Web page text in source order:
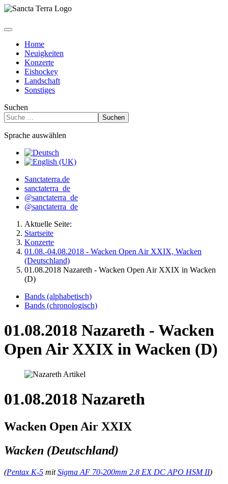
Home
Neuigkeiten
Konzerte
Eishockey
Landschaft
Sonstiges
Suchen
Suchen
Sprache auswählen
Sanctaterra.de
sanctaterra_de
@sanctaterra_de
@sanctaterra_de
Aktuelle Seite:
Startseite
Konzerte
01.08.-04.08.2018 - Wacken Open Air XXIX, Wacken
(Deutschland)
01.08.2018 Nazareth - Wacken Open Air XXIX in Wacken
(D)
Bands (alphabetisch)
Bands (chronologisch)
01.08.2018 Nazareth - Wacken
Open Air XXIX in Wacken (D)
01.08.2018 Nazareth
Wacken Open Air XXIX
Wacken (Deutschland)
(Pentax K-5 mitSigma AF 70-200mm 2.8 EX DC APO HSM II)